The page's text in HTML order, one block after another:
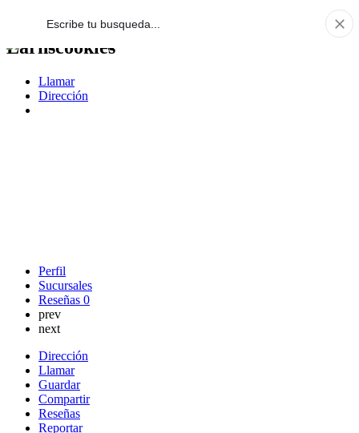
Larnscookies
Llamar
Dirección
Perfil
Sucursales
Reseñas 0
prev
next
Dirección
Llamar
Guardar
Compartir
Reseñas
Reportar